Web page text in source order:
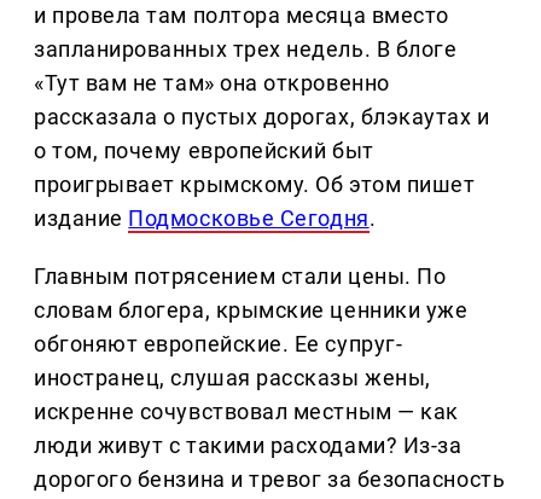
и провела там полтора месяца вместо
запланированных трех недель. В блоге
«Тут вам не там» она откровенно
рассказала о пустых дорогах, блэкаутах и
о том, почему европейский быт
проигрывает крымскому. Об этом пишет
издание Подмосковье Сегодня.
Главным потрясением стали цены. По
словам блогера, крымские ценники уже
обгоняют европейские. Ее супруг-
иностранец, слушая рассказы жены,
искренне сочувствовал местным — как
люди живут с такими расходами? Из-за
дорогого бензина и тревог за безопасность